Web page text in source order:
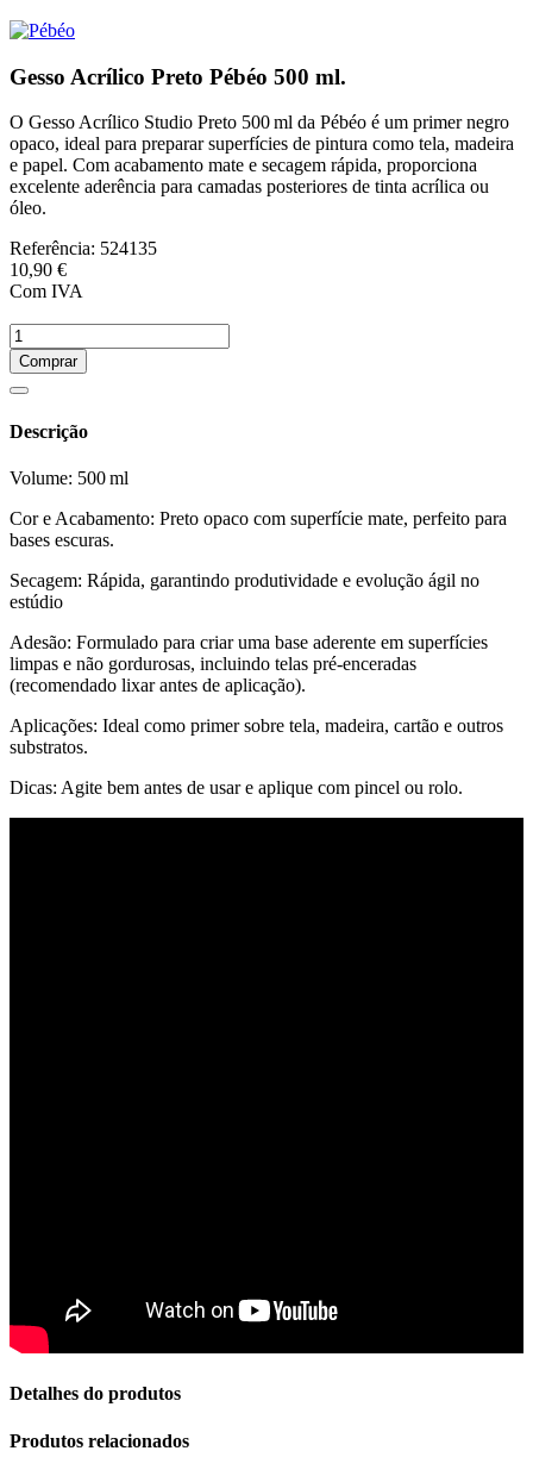
Gesso Acrílico Preto Pébéo 500 ml.
O Gesso Acrílico Studio Preto 500 ml da Pébéo é um primer negro
opaco, ideal para preparar superfícies de pintura como tela, madeira
e papel. Com acabamento mate e secagem rápida, proporciona
excelente aderência para camadas posteriores de tinta acrílica ou
óleo.
Referência: 524135
10,90 €
Com IVA
Comprar
Descrição
Volume: 500 ml
Cor e Acabamento: Preto opaco com superfície mate, perfeito para
bases escuras.
Secagem: Rápida, garantindo produtividade e evolução ágil no
estúdio
Adesão: Formulado para criar uma base aderente em superfícies
limpas e não gordurosas, incluindo telas pré-enceradas
(recomendado lixar antes de aplicação).
Aplicações: Ideal como primer sobre tela, madeira, cartão e outros
substratos.
Dicas: Agite bem antes de usar e aplique com pincel ou rolo.
Detalhes do produtos
Produtos relacionados